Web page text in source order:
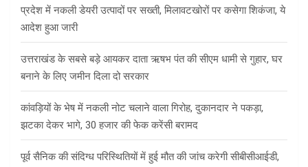
प्रदेश में नकली डेयरी उत्पादों पर सख्ती, मिलावटखोरों पर कसेगा शिकंजा, ये
आदेश हुआ जारी
उत्तराखंड के सबसे बड़े आयकर दाता ऋषभ पंत की सीएम धामी से गुहार, घर
बनाने के लिए जमीन दिला दो सरकार
कांवड़ियों के भेष में नकली नोट चलाने वाला गिरोह, दुकानदार ने पकड़ा,
झटका देकर भागे, 30 हजार की फेक करेंसी बरामद
पूर्व सैनिक की संदिग्ध परिस्थितियों में हुई मौत की जांच करेगी सीबीसीआईडी,